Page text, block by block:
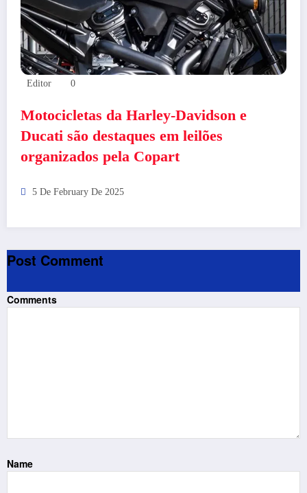
Editor 0
Motocicletas da Harley-Davidson e
Ducati são destaques em leilões
organizados pela Copart
5 De February De 2025
Post Comment
Comments
Name